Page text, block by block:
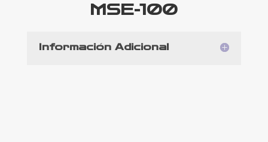
MSE-100
Información Adicional